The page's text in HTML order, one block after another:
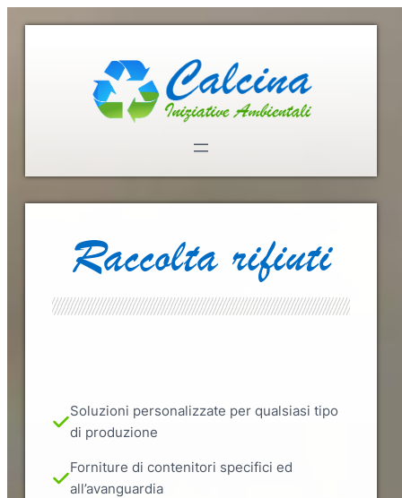
Raccolta rifiuti
Soluzioni personalizzate per qualsiasi tipo
di produzione
Forniture di contenitori specifici ed
all’avanguardia